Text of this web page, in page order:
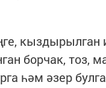
кыздырылган
борчак, тоз,
һәм әзер